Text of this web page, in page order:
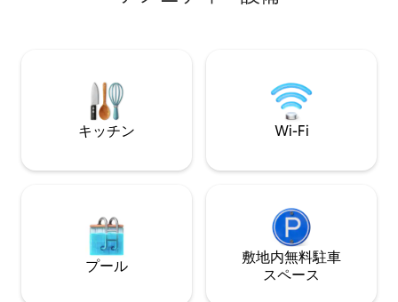
minutes WE HAVE BEEN SUPER HOSTS
FOR 11 YEARS.
キッチン Wi-Fi
プール
敷地内無料駐⁠車
ス⁠ペ⁠ー⁠ス